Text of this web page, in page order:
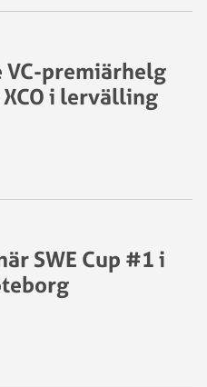
VC-premiärhelg
i lervälling
SWE Cup #1 i